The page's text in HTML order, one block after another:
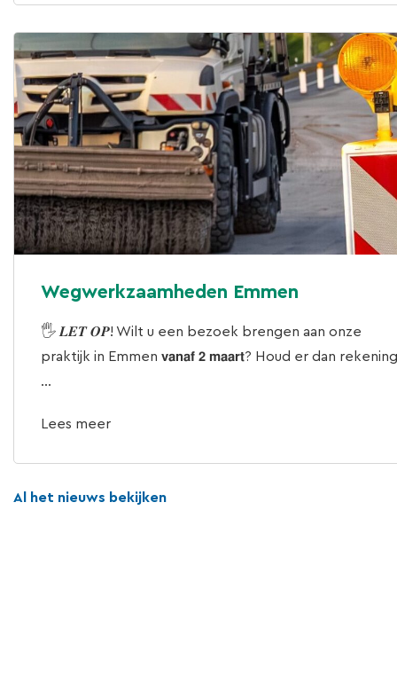
Wegwerkzaamheden Emmen
🖐 𝑳𝑬𝑻 𝑶𝑷! Wilt u een bezoek brengen aan onze
praktijk in Emmen 𝘃𝗮𝗻𝗮𝗳 𝟮 𝗺𝗮𝗮𝗿𝘁? Houd er dan rekening
...
Lees meer
Al het nieuws bekijken